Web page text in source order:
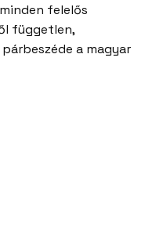
felelős
független,
a magyar